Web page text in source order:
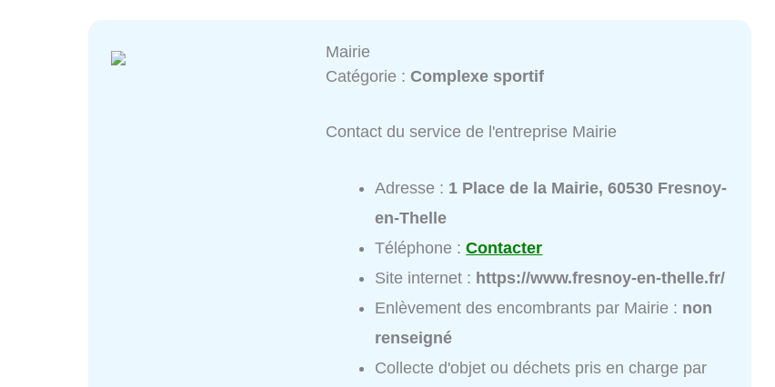
Mairie
Catégorie :Complexe sportif
Contact du service de l'entreprise Mairie
Adresse : 1 Place de la Mairie, 60530 Fresnoy-
en-Thelle
Téléphone :Contacter
Site internet : https://www.fresnoy-en-thelle.fr/
Enlèvement des encombrants par Mairie : non
renseigné
Collecte d'objet ou déchets pris en charge par